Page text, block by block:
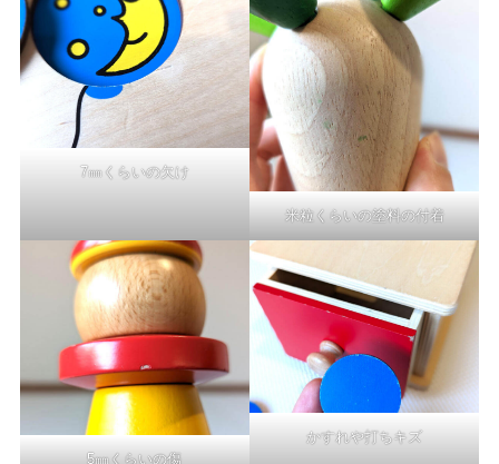
7㎜くらいの欠け
米粒くらいの塗料の付着
5㎜くらいの傷
かすれや打ちキズ